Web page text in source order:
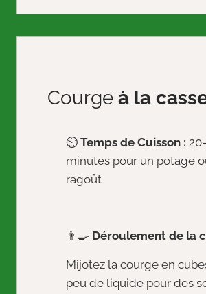
Courge à la
⏲️ Temps de Cuisson :
minutes pour un potage
ragoût
👨‍🍳 Déroulement de la
Mijotez la courge en
peu de liquide pour des